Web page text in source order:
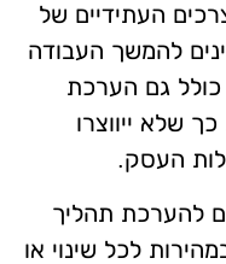
העתידיים של
להמשך העבודה
כולל גם הערכת
שלא ייווצרו
העסק.
להערכת תהליך
לכל שינוי או